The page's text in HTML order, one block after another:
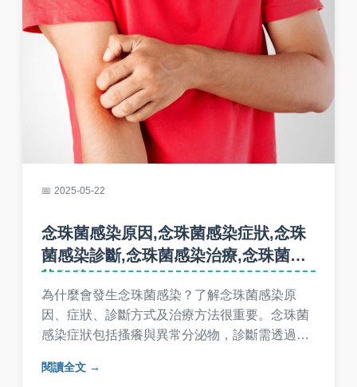
2025-05-22
念珠菌感染原因,念珠菌感染症狀,念珠
菌感染診斷,念珠菌感染治療,念珠菌感
染預防
為什麼會發生念珠菌感染？了解念珠菌感染原
因、症狀、診斷方式及治療方法很重要。念珠菌
感染症狀包括搔癢與異常分泌物，診斷需透過檢
持乾燥與良好衛生習慣。完整掌握念珠菌感染知
閱讀全文